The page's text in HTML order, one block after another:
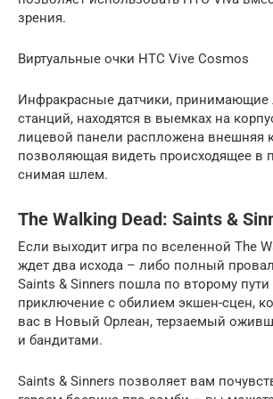
зрения.
Виртуальные очки HTC Vive Cosmos
Инфракрасные датчики, принимающие
станций, находятся в выемках на
лицевой панели распложена внешняя
позволяющая видеть происходящее в
снимая шлем.
The Walking Dead: Saints &
Если выходит игра по вселенной The
ждет два исхода – либо полный
Saints & Sinners пошла по второму пути
приключение с обилием экшен-сцен,
вас в Новый Орлеан, терзаемый
и бандитами.
Saints & Sinners позволяет вам